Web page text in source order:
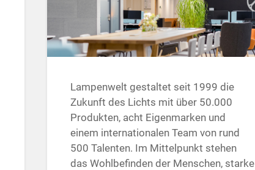
Lampenwelt gestaltet seit 1999 die
Zukunft des Lichts mit über 50.000
Produkten, acht Eigenmarken und
einem internationalen Team von rund
500 Talenten. Im Mittelpunkt stehen
das Wohlbefinden der Menschen, starke